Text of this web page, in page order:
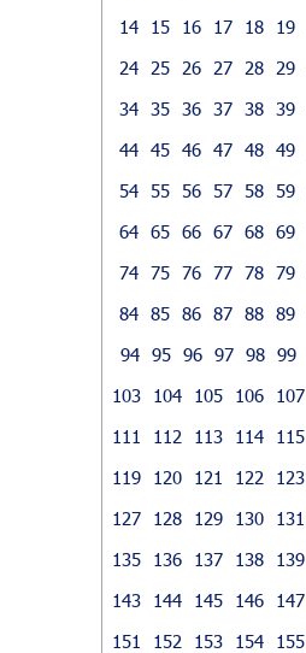
14
15 16 17 18 19
24
25 26 27 28 29
34 35 36 37 38 39
44 45 46 47 48 49
54 55 56 57 58 59
64 65 66 67 68 69
74 75 76 77 78 79
84 85 86 87 88 89
94 95 96 97 98 99
103
104 105 106 107
111
112 113 114 115
119
120 121 122 123
127
128 129 130 131
135
136 137 138 139
143
144 145 146 147
151
152 153 154 155